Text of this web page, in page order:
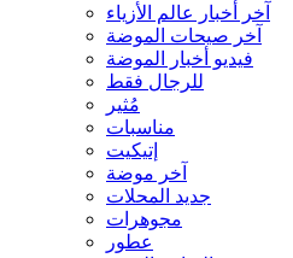
آخر أخبار عالم الأزياء
آخر صيحات الموضة
فيديو أخبار الموضة
للرجال فقط
مُثير
مناسبات
إتيكيت
آخر موضة
جديد المحلات
مجوهرات
عطور